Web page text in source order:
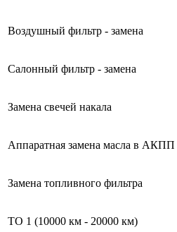
Воздушный фильтр - замена
Салонный фильтр - замена
Замена свечей накала
Аппаратная замена масла в АКПП
Замена топливного фильтра
ТО 1 (10000 км - 20000 км)